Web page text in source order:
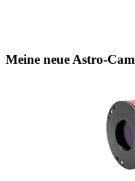
Meine neue Astro-Cam